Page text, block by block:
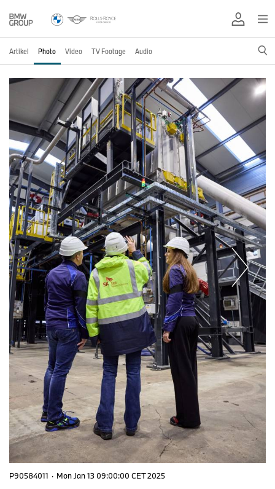
Artikel Photo Video TV Footage Audio
P90584011 · Mon Jan 13 09:00:00 CET 2025